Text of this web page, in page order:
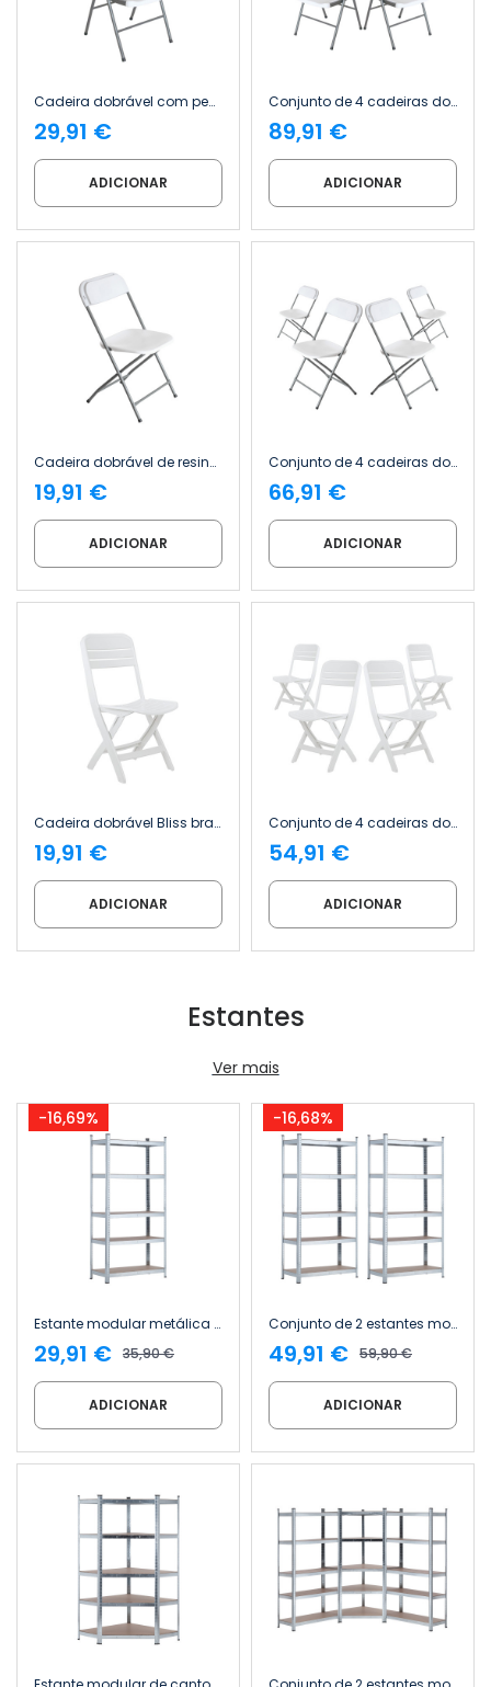
Cadeira dobrável com pega 47 x 58 x 87 cm Thinia Home
29,91 €
ADICIONAR
Conjunto de 4 cadeiras dobráveis com pega, 47 x 58 x 87 cm Thinia Home
89,91 €
ADICIONAR
Cadeira dobrável de resina Garden 45x44.5x79cm 7house
19,91 €
ADICIONAR
Conjunto de 4 cadeiras dobráveis em resina «Garden» 45x44.5x79cm 7house
66,91 €
ADICIONAR
Cadeira dobrável Bliss branca 52 x 40 x 82 cm Thinia Home
19,91 €
ADICIONAR
Conjunto de 4 cadeiras dobráveis Bliss brancas, 52 x 40 x 82 cm 7house
54,91 €
ADICIONAR
Estantes
Ver mais
-16,69%
Estante modular metálica com 5 prateleiras, 875 kg, 90 x 40 x 180 cm Thinia Home
35,90 €
29,91 €
ADICIONAR
-16,68%
Conjunto de 2 estantes modulares metálicas com 5 prateleiras, 875 kg, 90 x 40 x 180 cm Thinia Home
59,90 €
49,91 €
ADICIONAR